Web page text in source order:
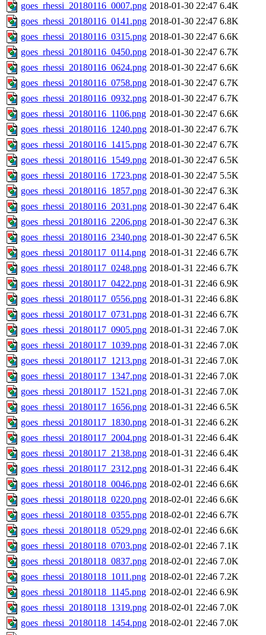
goes_rhessi_20180116_0007.png 2018-01-30 22:47 6.4K
goes_rhessi_20180116_0141.png 2018-01-30 22:47 6.8K
goes_rhessi_20180116_0315.png 2018-01-30 22:47 6.6K
goes_rhessi_20180116_0450.png 2018-01-30 22:47 6.7K
goes_rhessi_20180116_0624.png 2018-01-30 22:47 6.6K
goes_rhessi_20180116_0758.png 2018-01-30 22:47 6.7K
goes_rhessi_20180116_0932.png 2018-01-30 22:47 6.7K
goes_rhessi_20180116_1106.png 2018-01-30 22:47 6.6K
goes_rhessi_20180116_1240.png 2018-01-30 22:47 6.7K
goes_rhessi_20180116_1415.png 2018-01-30 22:47 6.7K
goes_rhessi_20180116_1549.png 2018-01-30 22:47 6.5K
goes_rhessi_20180116_1723.png 2018-01-30 22:47 5.5K
goes_rhessi_20180116_1857.png 2018-01-30 22:47 6.3K
goes_rhessi_20180116_2031.png 2018-01-30 22:47 6.4K
goes_rhessi_20180116_2206.png 2018-01-30 22:47 6.3K
goes_rhessi_20180116_2340.png 2018-01-30 22:47 6.5K
goes_rhessi_20180117_0114.png 2018-01-31 22:46 6.7K
goes_rhessi_20180117_0248.png 2018-01-31 22:46 6.7K
goes_rhessi_20180117_0422.png 2018-01-31 22:46 6.9K
goes_rhessi_20180117_0556.png 2018-01-31 22:46 6.8K
goes_rhessi_20180117_0731.png 2018-01-31 22:46 6.7K
goes_rhessi_20180117_0905.png 2018-01-31 22:46 7.0K
goes_rhessi_20180117_1039.png 2018-01-31 22:46 7.0K
goes_rhessi_20180117_1213.png 2018-01-31 22:46 7.0K
goes_rhessi_20180117_1347.png 2018-01-31 22:46 7.0K
goes_rhessi_20180117_1521.png 2018-01-31 22:46 7.0K
goes_rhessi_20180117_1656.png 2018-01-31 22:46 6.5K
goes_rhessi_20180117_1830.png 2018-01-31 22:46 6.2K
goes_rhessi_20180117_2004.png 2018-01-31 22:46 6.4K
goes_rhessi_20180117_2138.png 2018-01-31 22:46 6.4K
goes_rhessi_20180117_2312.png 2018-01-31 22:46 6.4K
goes_rhessi_20180118_0046.png 2018-02-01 22:46 6.6K
goes_rhessi_20180118_0220.png 2018-02-01 22:46 6.6K
goes_rhessi_20180118_0355.png 2018-02-01 22:46 6.7K
goes_rhessi_20180118_0529.png 2018-02-01 22:46 6.6K
goes_rhessi_20180118_0703.png 2018-02-01 22:46 7.1K
goes_rhessi_20180118_0837.png 2018-02-01 22:46 7.0K
goes_rhessi_20180118_1011.png 2018-02-01 22:46 7.2K
goes_rhessi_20180118_1145.png 2018-02-01 22:46 6.9K
goes_rhessi_20180118_1319.png 2018-02-01 22:46 7.0K
goes_rhessi_20180118_1454.png 2018-02-01 22:46 7.0K